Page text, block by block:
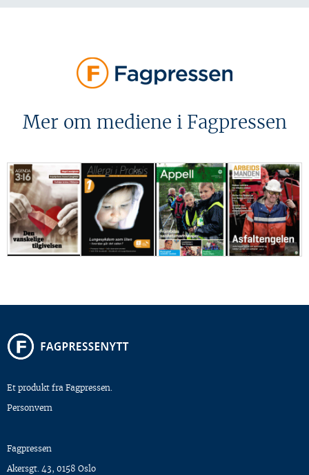
Mer om mediene i Fagpressen
Et produkt fra Fagpressen.
Personvern
Fagpressen
Akersgt. 43, 0158 Oslo